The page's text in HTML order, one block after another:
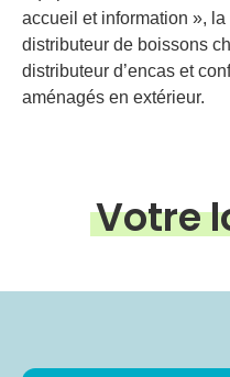
accueil et information »,
distributeur de boissons
distributeur d’encas et
aménagés en extérieur.
Votre